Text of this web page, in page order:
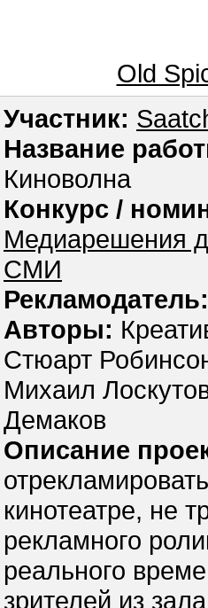
Old
Участник:
Название
Киноволна
Конкурс /
Медиарешения
СМИ
Рекламодатель:
Авторы:
Стюарт
Михаил
Демаков
Описание
кинотеатре, не
рекламного
реального
зрителей из